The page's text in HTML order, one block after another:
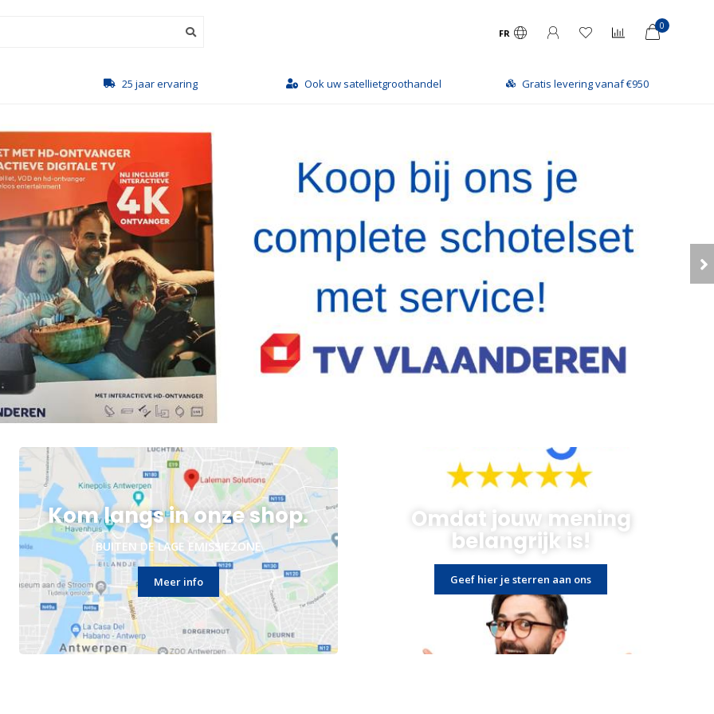
FR
0
Ook uw satellietgroothandel Gratis levering vanaf €950 Levering via Bpost
Kom langs in onze shop.
BUITEN DE LAGE EMISSIEZONE
Meer info
Omdat jouw mening
belangrijk is!
Geef hier je sterren aan ons